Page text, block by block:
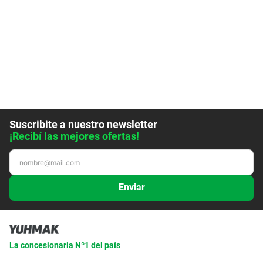
Suscribite a nuestro newsletter
¡Recibí las mejores ofertas!
Enviar
La concesionaria Nº1 del país